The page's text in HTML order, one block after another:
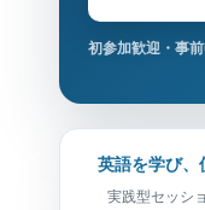
初参加歓迎・事
英語を学び、
実践型セッシ